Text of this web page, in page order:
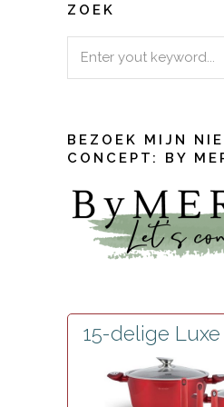
ZOEK
BEZOEK MIJN
CONCEPT: BY
15-delige